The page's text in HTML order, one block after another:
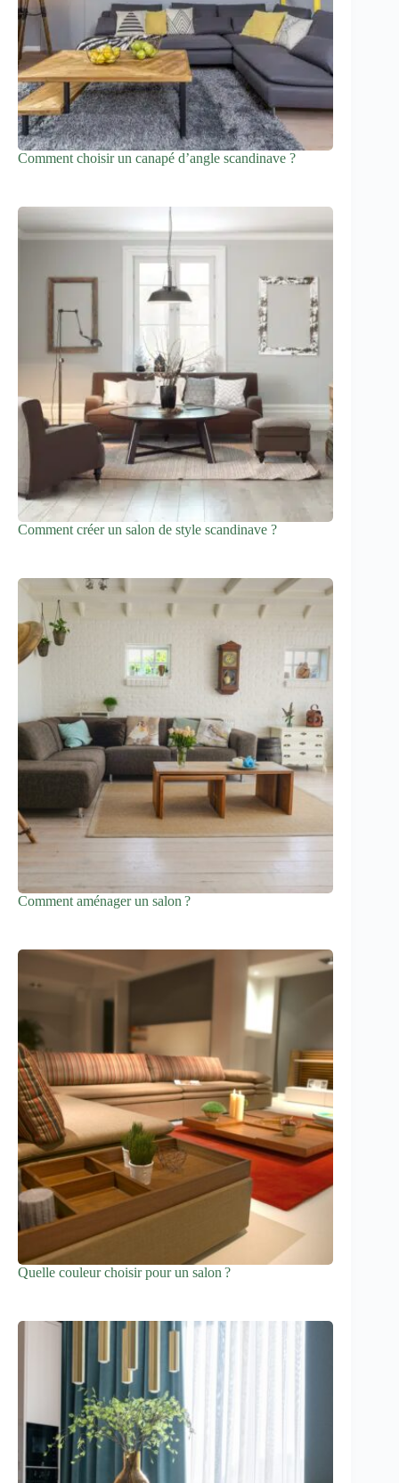
Comment choisir un canapé d’angle scandinave ?
Comment créer un salon de style scandinave ?
Comment aménager un salon ?
Quelle couleur choisir pour un salon ?